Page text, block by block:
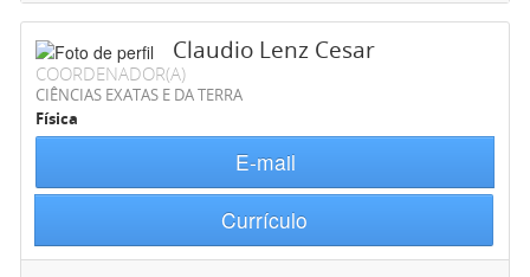
Claudio Lenz Cesar
COORDENADOR(A)
CIÊNCIAS EXATAS E DA TERRA
Física
E-mail
Currículo